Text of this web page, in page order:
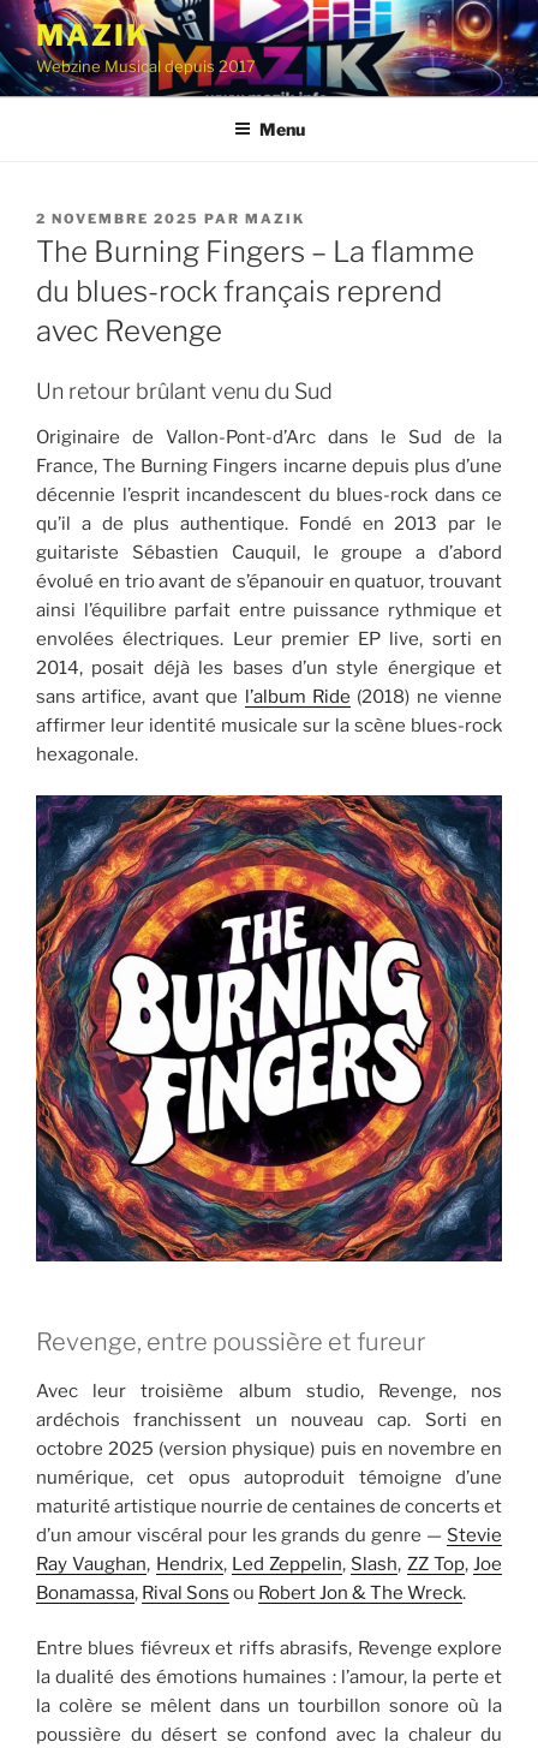
Aller
contenu
principal
MAZIK
Webzine Musical depuis 2017
Menu
PUBLIÉ
LE
2 NOVEMBRE 2025 PAR MAZIK
The Burning Fingers – La flamme
du blues-rock français reprend
avec Revenge
Un retour brûlant venu du Sud
Originaire de Vallon-Pont-d’Arc dans le Sud de la
France, The Burning Fingers incarne depuis plus d’une
décennie l’esprit incandescent du blues-rock dans ce
qu’il a de plus authentique. Fondé en 2013 par le
guitariste Sébastien Cauquil, le groupe a d’abord
évolué en trio avant de s’épanouir en quatuor, trouvant
ainsi l’équilibre parfait entre puissance rythmique et
envolées électriques. Leur premier EP live, sorti en
2014, posait déjà les bases d’un style énergique et
sans artifice, avant que l’album Ride (2018) ne vienne
affirmer leur identité musicale sur la scène blues-rock
hexagonale.
Revenge, entre poussière et fureur
Avec leur troisième album studio, Revenge, nos
ardéchois franchissent un nouveau cap. Sorti en
octobre 2025 (version physique) puis en novembre en
numérique, cet opus autoproduit témoigne d’une
maturité artistique nourrie de centaines de concerts et
d’un amour viscéral pour les grands du genre — Stevie
Ray Vaughan, Hendrix, Led Zeppelin, Slash, ZZ Top, Joe
Bonamassa, Rival Sons ou Robert Jon & The Wreck.
Entre blues fiévreux et riffs abrasifs, Revenge explore
la dualité des émotions humaines : l’amour, la perte et
la colère se mêlent dans un tourbillon sonore où la
poussière du désert se confond avec la chaleur du